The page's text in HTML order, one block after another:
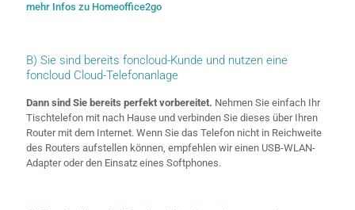
mehr Infos zu Homeoffice2go
B) Sie sind bereits foncloud-Kunde und nutzen eine
foncloud Cloud-Telefonanlage
Dann sind Sie bereits perfekt vorbereitet. Nehmen Sie einfach Ihr
Tischtelefon mit nach Hause und verbinden Sie dieses über Ihren
Router mit dem Internet. Wenn Sie das Telefon nicht in Reichweite
des Routers aufstellen können, empfehlen wir einen USB-WLAN-
Adapter oder den Einsatz eines Softphones.